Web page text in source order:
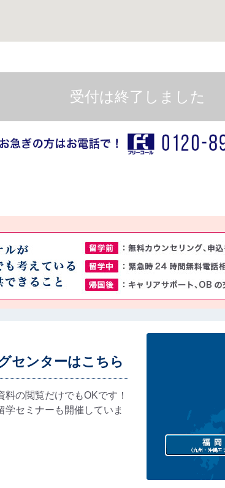
受付は終了しました
センターはこちら
の閲覧だけでもOKです！
セミナーも開催していま